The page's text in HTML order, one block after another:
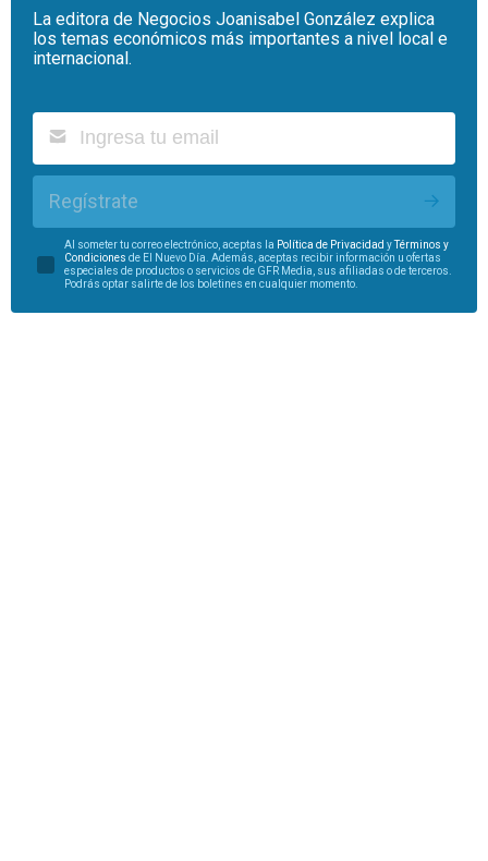
La editora de Negocios Joanisabel González explica
los temas económicos más importantes a nivel local e
internacional.
Regístrate
Al someter tu correo electrónico, aceptas la Política de Privacidad yTérminos y
Condiciones de El Nuevo Día. Además, aceptas recibir información u ofertas
especiales de productos o servicios de GFR Media, sus afiliadas o de terceros.
Podrás optar salirte de los boletines en cualquier momento.